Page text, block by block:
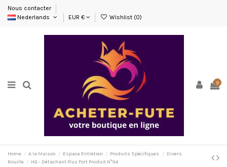
Nous contacter
Nederlands
EUR € Wishlist (0)
0
Home A la Maison Espace Entretien Produits Spécifiques
Divers
Rouille
HG - Détachant Plus Fort Produit N°94